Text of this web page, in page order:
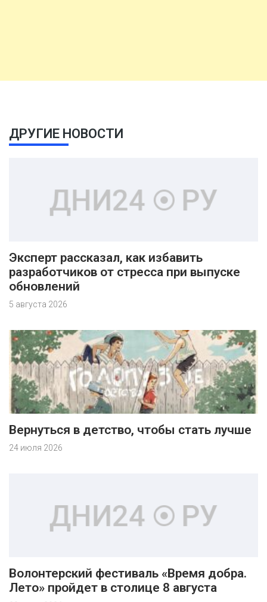
ДРУГИЕ НОВОСТИ
Эксперт рассказал, как избавить
разработчиков от стресса при выпуске
обновлений
5 августа 2026
Вернуться в детство, чтобы стать лучше
24 июля 2026
Волонтерский фестиваль «Время добра.
Лето» пройдет в столице 8 августа